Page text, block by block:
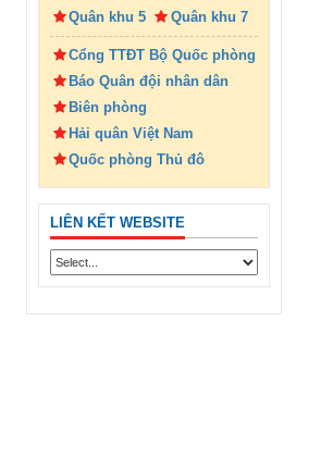
Quân khu 5
Quân khu 7
Cổng TTĐT Bộ Quốc phòng
Báo Quân đội nhân dân
Biên phòng
Hải quân Việt Nam
Quốc phòng Thủ đô
LIÊN KẾT WEBSITE